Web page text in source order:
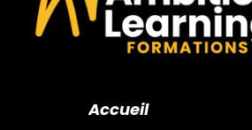
Accueil